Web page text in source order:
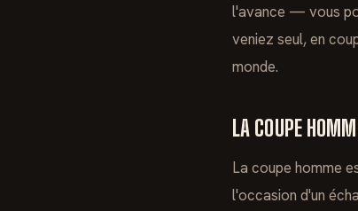
l'avance — vous
veniez seul, en
monde.
LA COUPE
La coupe homme
l'occasion d'un